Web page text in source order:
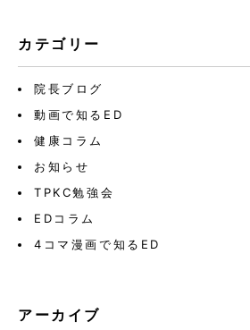
カテゴリー
院長ブログ
動画で知るED
健康コラム
お知らせ
TPKC勉強会
EDコラム
4コマ漫画で知るED
アーカイブ